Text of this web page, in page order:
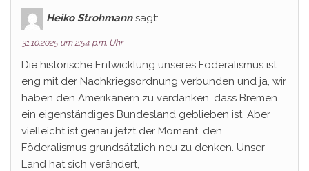
Heiko Strohmann sagt:
31.10.2025 um 2:54 p.m. Uhr
Die historische Entwicklung unseres Föderalismus ist
eng mit der Nachkriegsordnung verbunden und ja, wir
haben den Amerikanern zu verdanken, dass Bremen
ein eigenständiges Bundesland geblieben ist. Aber
vielleicht ist genau jetzt der Moment, den
Föderalismus grundsätzlich neu zu denken. Unser
Land hat sich verändert,